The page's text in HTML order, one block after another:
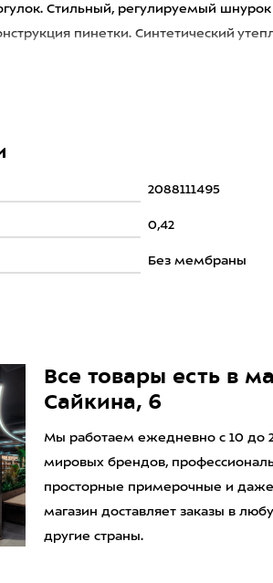
Стильный, регулируемый
пинетки. Синтетический
2088111495
0,42
Без мембраны
Все товары есть в
Сайкина, 6
Мы работаем ежедневно с 10 до
мировых брендов,
просторные примерочные и
магазин доставляет заказы в
другие страны.